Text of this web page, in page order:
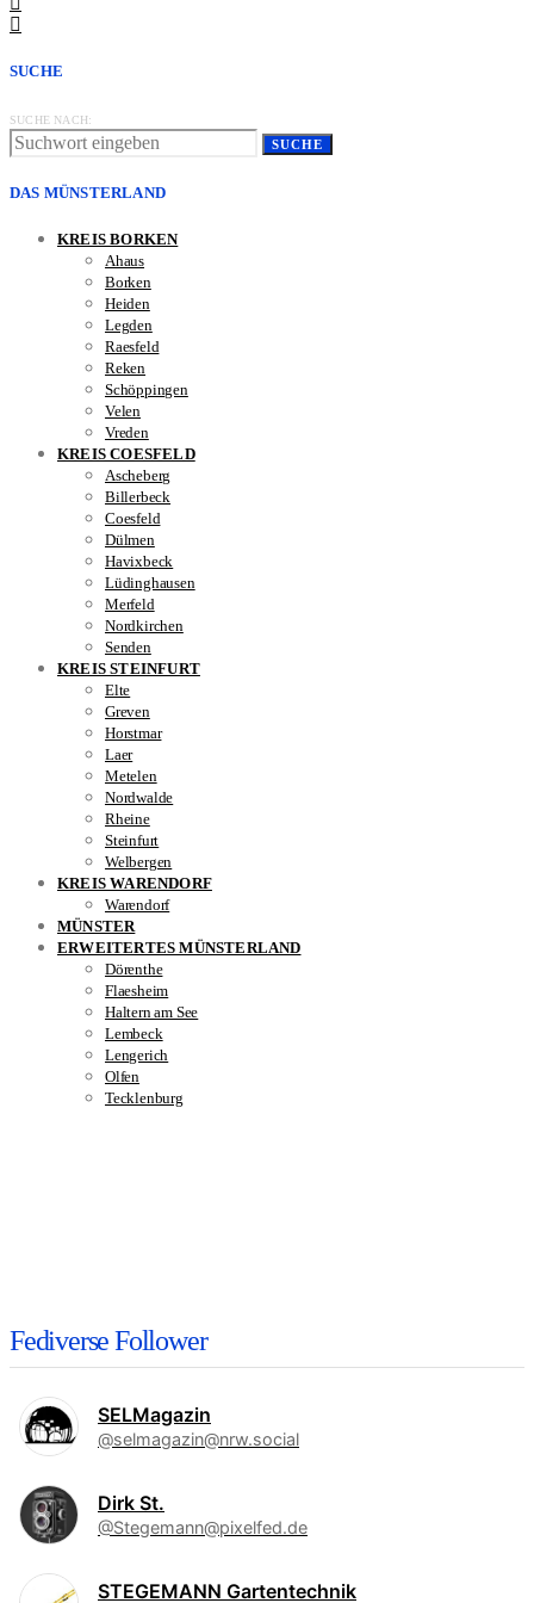
SUCHE
SUCHE NACH:
SUCHE
DAS MÜNSTERLAND
KREIS BORKEN
Ahaus
Borken
Heiden
Legden
Raesfeld
Reken
Schöppingen
Velen
Vreden
KREIS COESFELD
Ascheberg
Billerbeck
Coesfeld
Dülmen
Havixbeck
Lüdinghausen
Merfeld
Nordkirchen
Senden
KREIS STEINFURT
Elte
Greven
Horstmar
Laer
Metelen
Nordwalde
Rheine
Steinfurt
Welbergen
KREIS WARENDORF
Warendorf
MÜNSTER
ERWEITERTES MÜNSTERLAND
Dörenthe
Flaesheim
Haltern am See
Lembeck
Lengerich
Olfen
Tecklenburg
Fediverse Follower
SELMagazin
@selmagazin@nrw.social
Dirk St.
@Stegemann@pixelfed.de
STEGEMANN Gartentechnik